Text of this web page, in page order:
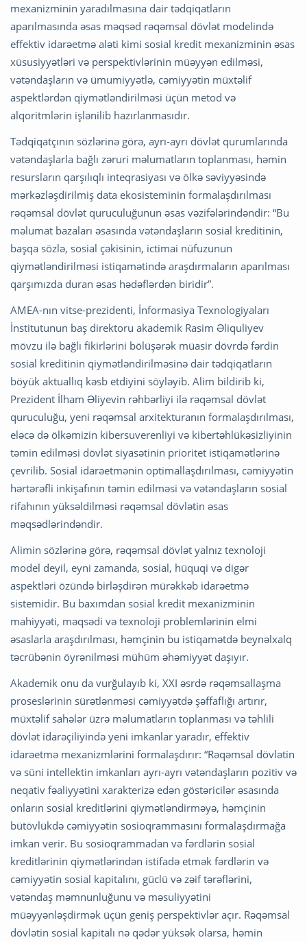
mexanizminin yaradılmasına dair tədqiqatların
aparılmasında əsas məqsəd rəqəmsal dövlət modelində
effektiv idarəetmə aləti kimi sosial kredit mexanizminin əsas
xüsusiyyətləri və perspektivlərinin müəyyən edilməsi,
vətəndaşların və ümumiyyətlə, cəmiyyətin müxtəlif
aspektlərdən qiymətləndirilməsi üçün metod və
alqoritmlərin işlənilib hazırlanmasıdır.
Tədqiqatçının sözlərinə görə, ayrı-ayrı dövlət qurumlarında
vətəndaşlarla bağlı zəruri məlumatların toplanması, həmin
resursların qarşılıqlı inteqrasiyası və ölkə səviyyəsində
mərkəzləşdirilmiş data ekosisteminin formalaşdırılması
rəqəmsal dövlət quruculuğunun əsas vəzifələrindəndir: “Bu
məlumat bazaları əsasında vətəndaşların sosial kreditinin,
başqa sözlə, sosial çəkisinin, ictimai nüfuzunun
qiymətləndirilməsi istiqamətində araşdırmaların aparılması
qarşımızda duran əsas hədəflərdən biridir”.
AMEA-nın vitse-prezidenti, İnformasiya Texnologiyaları
İnstitutunun baş direktoru akademik Rasim Əliquliyev
mövzu ilə bağlı fikirlərini bölüşərək müasir dövrdə fərdin
sosial kreditinin qiymətləndirilməsinə dair tədqiqatların
böyük aktuallıq kəsb etdiyini söyləyib. Alim bildirib ki,
Prezident İlham Əliyevin rəhbərliyi ilə rəqəmsal dövlət
quruculuğu, yeni rəqəmsal arxitekturanın formalaşdırılması,
eləcə də ölkəmizin kibersuverenliyi və kibertəhlükəsizliyinin
təmin edilməsi dövlət siyasətinin prioritet istiqamətlərinə
çevrilib. Sosial idarəetmənin optimallaşdırılması, cəmiyyətin
hərtərəfli inkişafının təmin edilməsi və vətəndaşların sosial
rifahının yüksəldilməsi rəqəmsal dövlətin əsas
məqsədlərindəndir.
Alimin sözlərinə görə, rəqəmsal dövlət yalnız texnoloji
model deyil, eyni zamanda, sosial, hüquqi və digər
aspektləri özündə birləşdirən mürəkkəb idarəetmə
sistemidir. Bu baxımdan sosial kredit mexanizminin
mahiyyəti, məqsədi və texnoloji problemlərinin elmi
əsaslarla araşdırılması, həmçinin bu istiqamətdə beynəlxalq
təcrübənin öyrənilməsi mühüm əhəmiyyət daşıyır.
Akademik onu da vurğulayıb ki, XXI əsrdə rəqəmsallaşma
proseslərinin sürətlənməsi cəmiyyətdə şəffaflığı artırır,
müxtəlif sahələr üzrə məlumatların toplanması və təhlili
dövlət idarəçiliyində yeni imkanlar yaradır, effektiv
idarəetmə mexanizmlərini formalaşdırır: “Rəqəmsal dövlətin
və süni intellektin imkanları ayrı-ayrı vətəndaşların pozitiv və
neqativ fəaliyyətini xarakterizə edən göstəricilər əsasında
onların sosial kreditlərini qiymətləndirməyə, həmçinin
bütövlükdə cəmiyyətin sosioqrammasını formalaşdırmağa
imkan verir. Bu sosioqrammadan və fərdlərin sosial
kreditlərinin qiymətlərindən istifadə etmək fərdlərin və
cəmiyyətin sosial kapitalını, güclü və zəif tərəflərini,
vətəndaş məmnunluğunu və məsuliyyətini
müəyyənləşdirmək üçün geniş perspektivlər açır. Rəqəmsal
dövlətin sosial kapitalı nə qədər yüksək olarsa, həmin